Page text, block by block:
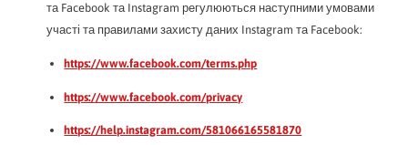
та Facebook та Instagram регулюються наступними умовами
участі та правилами захисту даних Instagram та Facebook:
https://www.facebook.com/terms.php
https://www.facebook.com/privacy
https://help.instagram.com/581066165581870